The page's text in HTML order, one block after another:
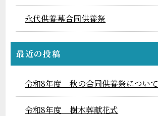
永代供養墓合同供養祭
最近の投稿
令和8年度 秋の合同供養祭について
令和8年度 樹木葬献花式